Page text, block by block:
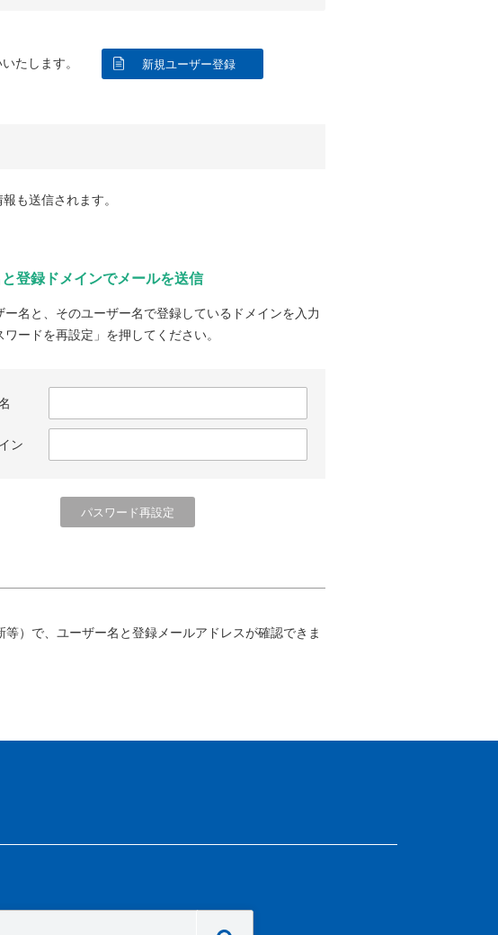
たします。 新規ユーザー登録
も送信されます。
登録ドメインでメールを送信
ー名と、そのユーザー名で登録しているドメインを入力
ワードを再設定」を押してください。
ン
）で、ユーザー名と登録メールアドレスが確認できま